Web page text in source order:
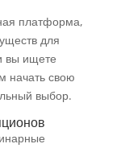
платформа,
для
вы ищете
начать свою
выбор.